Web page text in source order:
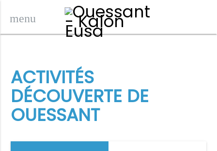
ACTIVITÉS
DÉCOUVERTE DE
OUESSANT
menu